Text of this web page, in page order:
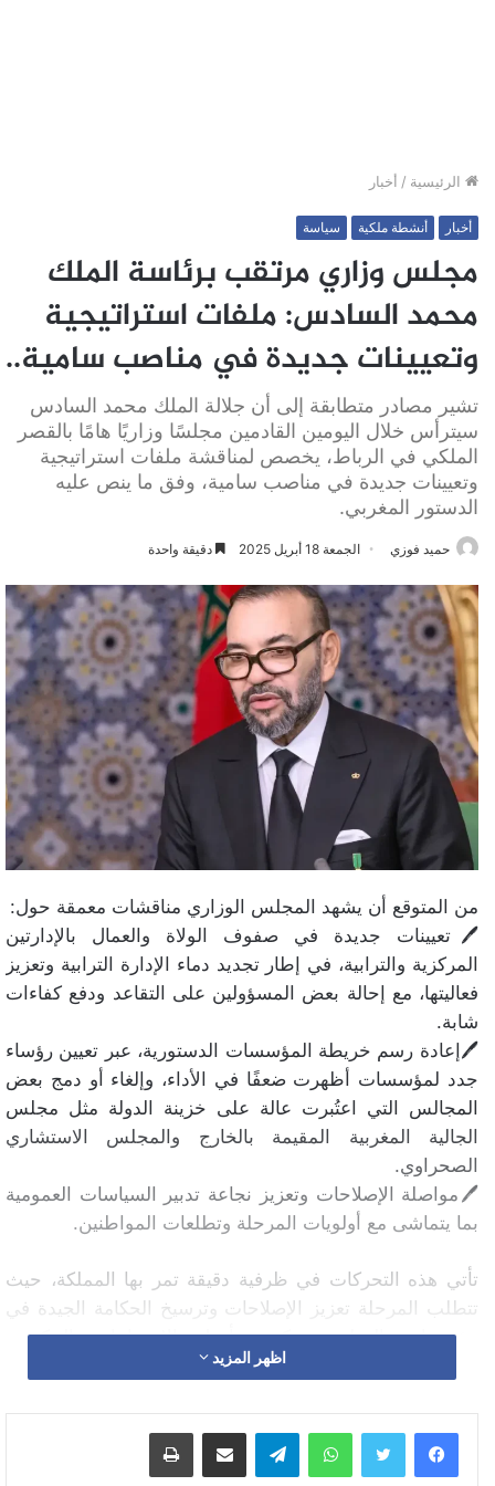
الرئيسية / أخبار
أخبار أنشطة ملكية سياسة
مجلس وزاري مرتقب برئاسة الملك
محمد السادس: ملفات استراتيجية
وتعيينات جديدة في مناصب سامية..
تشير مصادر متطابقة إلى أن جلالة الملك محمد السادس
سيترأس خلال اليومين القادمين مجلسًا وزاريًا هامًا بالقصر
الملكي في الرباط، يخصص لمناقشة ملفات استراتيجية
وتعيينات جديدة في مناصب سامية، وفق ما ينص عليه
الدستور المغربي.
حميد فوزي الجمعة 18 أبريل 2025 دقيقة واحدة
من المتوقع أن يشهد المجلس الوزاري مناقشات معمقة حول:
🖊️تعيينات جديدة في صفوف الولاة والعمال بالإدارتين
المركزية والترابية، في إطار تجديد دماء الإدارة الترابية وتعزيز
فعاليتها، مع إحالة بعض المسؤولين على التقاعد ودفع كفاءات
شابة.
🖊️إعادة رسم خريطة المؤسسات الدستورية، عبر تعيين رؤساء
جدد لمؤسسات أظهرت ضعفًا في الأداء، وإلغاء أو دمج بعض
المجالس التي اعتُبرت عالة على خزينة الدولة مثل مجلس
الجالية المغربية المقيمة بالخارج والمجلس الاستشاري
الصحراوي.
🖊️مواصلة الإصلاحات وتعزيز نجاعة تدبير السياسات العمومية
بما يتماشى مع أولويات المرحلة وتطلعات المواطنين.
تأتي هذه التحركات في ظرفية دقيقة تمر بها المملكة، حيث
تتطلب المرحلة تعزيز الإصلاحات وترسيخ الحكامة الجيدة في
مؤسسات الدولة. ويعكس تأجيل الاجتماعات الحكومية
المعتادة وغياب البلاغ الأسبوعي عن رئاسة الحكومة، مؤشرات
كما يعكس التركيز على تعيينات في الإدارة الترابية رغبة في
ضخ دماء جديدة وتحسين الأداء الإداري على المستوى الجهوي
اظهر المزيد
واتساب تيلقرام مشاركة عبر البريد طباعة